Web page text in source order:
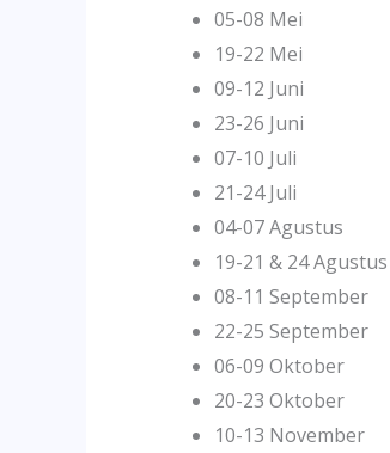
05-08 Mei
19-22 Mei
09-12 Juni
23-26 Juni
07-10 Juli
21-24 Juli
04-07 Agustus
19-21 & 24 Agustus
08-11 September
22-25 September
06-09 Oktober
20-23 Oktober
10-13 November